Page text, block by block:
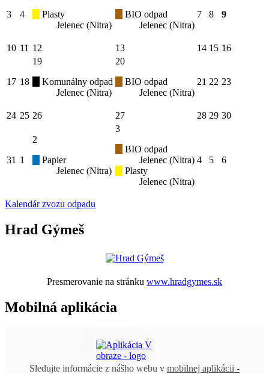
3 4
Plasty
Jelenec (Nitra)
BIO odpad
Jelenec (Nitra)
7 8 9
10 11 12 13 14 15 16
17 18
19
Komunálny odpad
Jelenec (Nitra)
20
BIO odpad
Jelenec (Nitra)
21 22 23
24 25 26 27 28 29 30
31 1
2
Papier
Jelenec (Nitra)
3
BIO odpad
Jelenec (Nitra)
Plasty
Jelenec (Nitra)
4 5 6
Kalendár zvozu odpadu
Hrad Gýmeš
Presmerovanie na stránku www.hradgymes.sk
Mobilná aplikácia
Sledujte informácie z nášho webu v mobilnej aplikácii -